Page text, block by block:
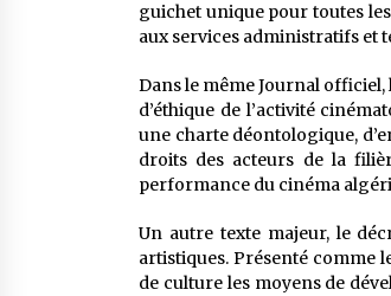
guichet unique pour toutes
aux services administratifs et
Dans le même Journal officiel,
d’éthique de l’activité
une charte déontologique,
droits des acteurs de la
performance du cinéma
Un autre texte majeur, le
artistiques. Présenté comme
de culture les moyens de